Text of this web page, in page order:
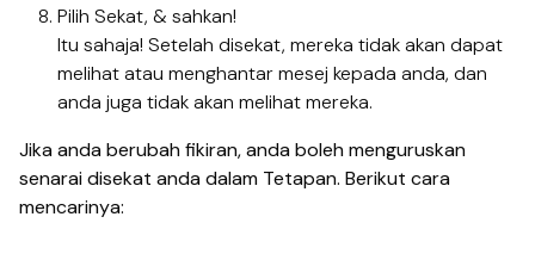
Pilih Sekat, & sahkan!
Itu sahaja! Setelah disekat, mereka tidak akan dapat
melihat atau menghantar mesej kepada anda, dan
anda juga tidak akan melihat mereka.
Jika anda berubah fikiran, anda boleh menguruskan
senarai disekat anda dalam Tetapan. Berikut cara
mencarinya: